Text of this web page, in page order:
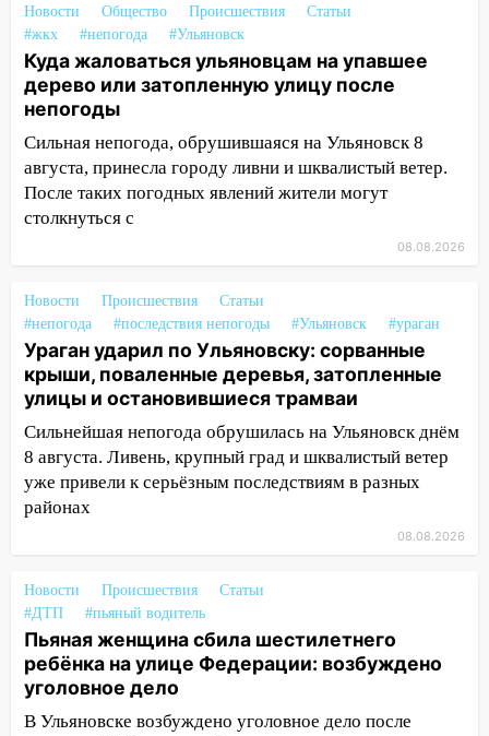
велосипедисты, мотоциклисты и
пешеходы. Обзор крупных аварий в
Ульяновской области
08:30 Поджог со свечой, 16 сгоревших
домов и выстрел за водку
07:50 Какая погоды будет днем 8
августа
06:45 Императорский мост в
Ульяновске останется закрытым до
05:18
Судьба готовит сюрприз: гороскоп
на 8 августа — кому повезет с
деньгами, а кого ждет неожиданная
встреча
04:47 В Ульяновской области объявили
ракетную опасность: звучат сирены
07.08.2026
20:40
купить тракторы с отсрочкой платежа
19:34
В следственном управлении
состоялось торжественное
мероприятие, приуроченное к
празднованию Дня сотрудника органов
следствия Российской Федерации
Новости Общество Происшествия
Статьи
#жкх
#непогода #Ульяновск
Куда жаловаться ульяновцам на упавшее
дерево или затопленную улицу после
непогоды
Сильная непогода, обрушившаяся на Ульяновск 8
августа, принесла городу ливни и шквалистый ветер.
После таких погодных явлений жители могут
столкнуться с
08.08.2026
Новости Происшествия
Статьи
#непогода
#последствия непогоды #Ульяновск #ураган
Ураган ударил по Ульяновску: сорванные
крыши, поваленные деревья, затопленные
улицы и остановившиеся трамваи
Сильнейшая непогода обрушилась на Ульяновск днём
8 августа. Ливень, крупный град и шквалистый ветер
уже привели к серьёзным последствиям в разных
районах
08.08.2026
Новости Происшествия
Статьи
#ДТП
#пьяный водитель
Пьяная женщина сбила шестилетнего
ребёнка на улице Федерации: возбуждено
уголовное дело
В Ульяновске возбуждено уголовное дело после